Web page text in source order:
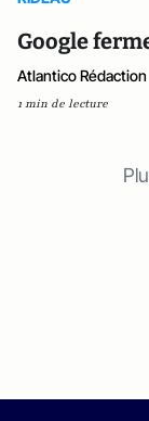
Google
Atlantico Rédaction
1 min de lecture